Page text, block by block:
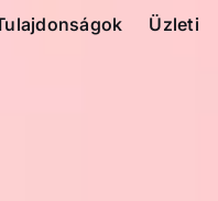
Üzleti